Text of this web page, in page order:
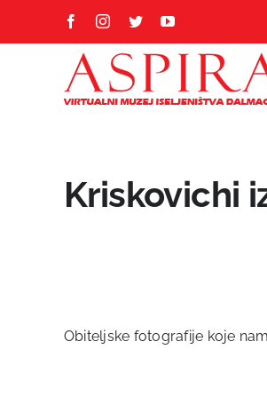
FacebookInstagram
TwitterYouTube
Kriskovichi
Obiteljske fotografije koje